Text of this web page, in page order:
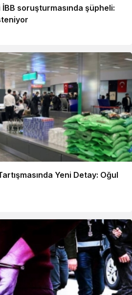
soruşturmasında şüpheli:
Yeni Detay: Oğul